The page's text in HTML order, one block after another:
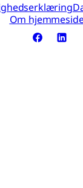
Om